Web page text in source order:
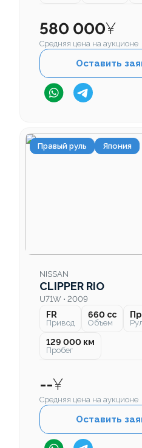
580 000¥
Средняя цена на аукционе
Оставить
Правый руль Япония
NISSAN
CLIPPER RIO
U71W • 2009
FR
Привод
660 cc
Объем
129 000 км
Пробег
--¥
Средняя цена на аукционе
Оставить